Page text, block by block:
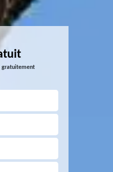
gratuitement